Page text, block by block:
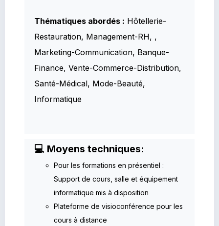
Thématiques abordés : Hôtellerie-
Restauration, Management-RH, ,
Marketing-Communication, Banque-
Finance, Vente-Commerce-Distribution,
Santé-Médical, Mode-Beauté,
Informatique
💻 Moyens techniques:
Pour les formations en présentiel :
Support de cours, salle et équipement
informatique mis à disposition
Plateforme de visioconférence pour les
cours à distance